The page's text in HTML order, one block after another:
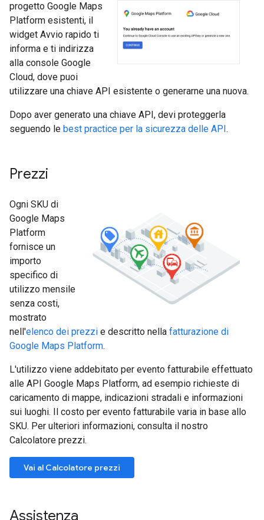
progetto Google Maps
Platform esistenti, il
widget Avvio rapido ti
informa e ti indirizza
alla console Google
Cloud, dove puoi
utilizzare una chiave API esistente o generarne una nuova.
Dopo aver generato una chiave API, devi proteggerla
seguendo le best practice per la sicurezza delle API.
Prezzi
Ogni SKU di
Google Maps
Platform
fornisce un
importo
specifico di
utilizzo mensile
senza costi,
mostrato
nell'elenco dei prezzi e descritto nella fatturazione di
Google Maps Platform.
L'utilizzo viene addebitato per evento fatturabile effettuato
alle API Google Maps Platform, ad esempio richieste di
caricamento di mappe, indicazioni stradali e informazioni
sui luoghi. Il costo per evento fatturabile varia in base allo
SKU. Per ulteriori informazioni, consulta il nostro
Calcolatore prezzi.
Vai al Calcolatore prezzi
Assistenza